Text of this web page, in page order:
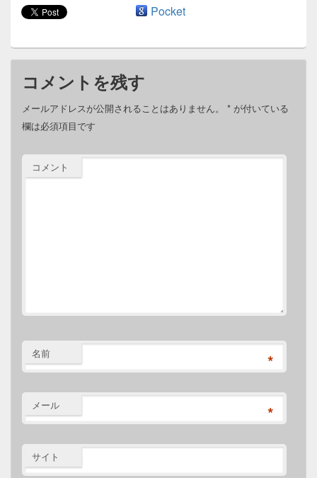
Pocket
コメントを残す
メールアドレスが公開されることはありません。 * が付いている
欄は必須項目です
コメント
名前 *
メール *
サイト